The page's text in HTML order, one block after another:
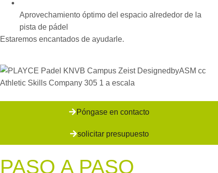
Aprovechamiento óptimo del espacio alrededor de la
pista de pádel
Estaremos encantados de ayudarle.
Póngase en contacto
solicitar presupuesto
PASO A PASO